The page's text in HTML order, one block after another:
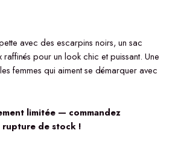
avec des escarpins noirs, un sac
raffinés pour un look chic et puissant. Une
femmes qui aiment se démarquer avec
limitée — commandez
rupture de stock !